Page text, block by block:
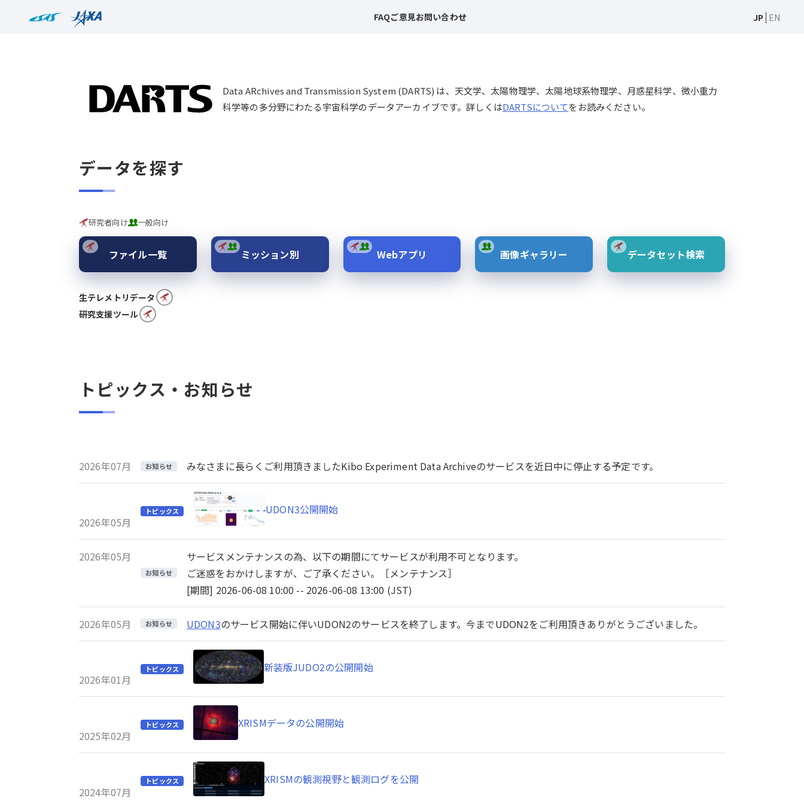
FAQご意見お問い合わせ JP EN
Data ARchives and Transmission System (DARTS) は、天文学、太陽物理学、太陽地球系物理学、月惑星科学、微小重力
科学等の多分野にわたる宇宙科学のデータアーカイブです。詳しくはDARTSについてをお読みください。
データを探す
研究者向け 一般向け
ファイル一覧 ミッション別 Webアプリ 画像ギャラリー データセット検索
生テレメトリデータ
研究支援ツール
トピックス・お知らせ
2026年07月 お知らせ みなさまに長らくご利用頂きましたKibo Experiment Data Archiveのサービスを近日中に停止する予定です。
2026年05月
トピックス UDON3公開開始
2026年05月
お知らせ
サービスメンテナンスの為、以下の期間にてサービスが利用不可となります。
ご迷惑をおかけしますが、ご了承ください。［メンテナンス］
[期間] 2026-06-08 10:00 -- 2026-06-08 13:00 (JST)
2026年05月 お知らせ UDON3のサービス開始に伴いUDON2のサービスを終了します。今までUDON2をご利用頂きありがとうございました。
2026年01月
トピックス 新装版JUDO2の公開開始
2025年02月
トピックス XRISMデータの公開開始
2024年07月
トピックス XRISMの観測視野と観測ログを公開